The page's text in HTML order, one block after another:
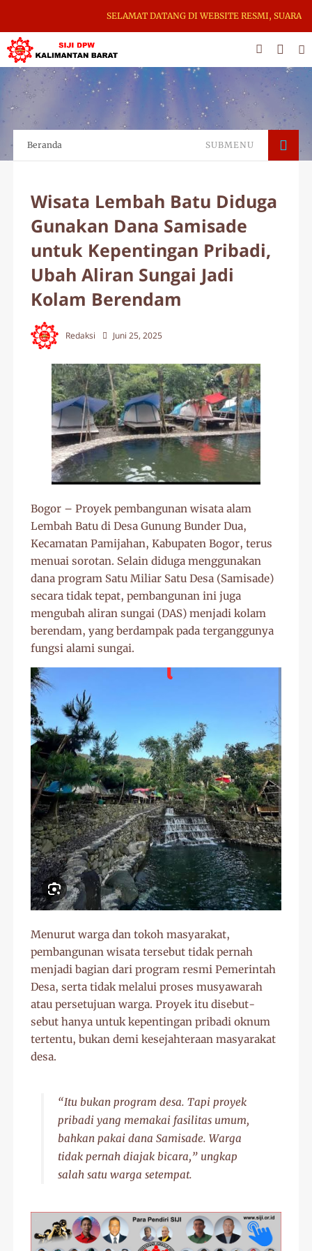
SELAMAT DATANG DI WEBSITE RESMI, SUARA
Beranda SUBMENU
Wisata Lembah Batu Diduga
Gunakan Dana Samisade
untuk Kepentingan Pribadi,
Ubah Aliran Sungai Jadi
Kolam Berendam
Redaksi Juni 25, 2025
Bogor – Proyek pembangunan wisata alam
Lembah Batu di Desa Gunung Bunder Dua,
Kecamatan Pamijahan, Kabupaten Bogor, terus
menuai sorotan. Selain diduga menggunakan
dana program Satu Miliar Satu Desa (Samisade)
secara tidak tepat, pembangunan ini juga
mengubah aliran sungai (DAS) menjadi kolam
berendam, yang berdampak pada terganggunya
fungsi alami sungai.
Menurut warga dan tokoh masyarakat,
pembangunan wisata tersebut tidak pernah
menjadi bagian dari program resmi Pemerintah
Desa, serta tidak melalui proses musyawarah
atau persetujuan warga. Proyek itu disebut-
sebut hanya untuk kepentingan pribadi oknum
tertentu, bukan demi kesejahteraan masyarakat
desa.
“Itu bukan program desa. Tapi proyek
pribadi yang memakai fasilitas umum,
bahkan pakai dana Samisade. Warga
tidak pernah diajak bicara,” ungkap
salah satu warga setempat.